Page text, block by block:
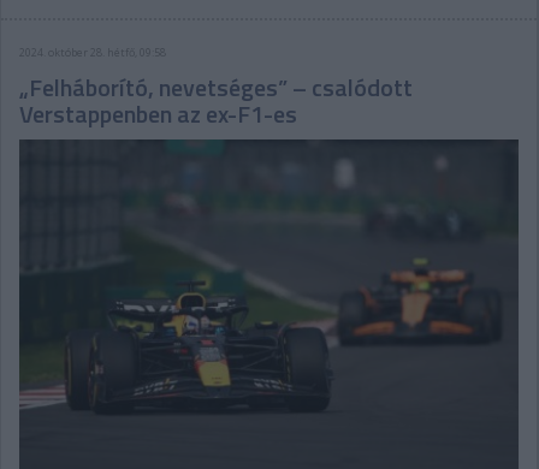
2024. október 28. hétfő, 09:58
„Felháborító, nevetséges” – csalódott
Verstappenben az ex-F1-es